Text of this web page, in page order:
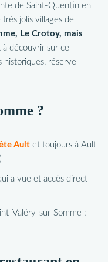
de Saint-Quentin en
jolis villages de
Le Crotoy, mais
à découvrir sur ce
historiques, réserve
?
Ault et toujours à Ault
a vue et accès direct
Valéry-sur-Somme :